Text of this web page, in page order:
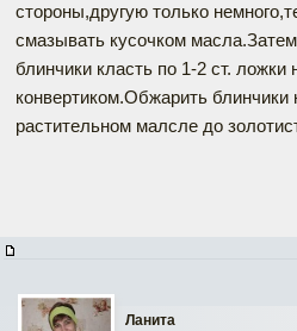
стороны,другую только
смазывать кусочком
блинчики класть по 1-2 ст. ложки
конвертиком.Обжарить блинчики
растительном малсле до
Ланита